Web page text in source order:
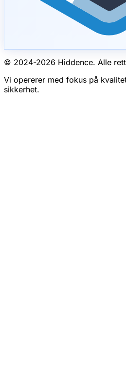
© 2024-2026 Hiddence. Alle
Vi opererer med fokus på
sikkerhet.